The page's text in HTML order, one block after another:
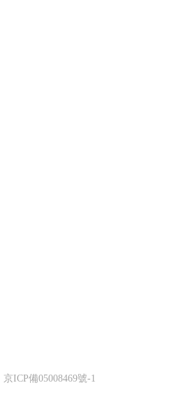
京ICP備05008469號-1